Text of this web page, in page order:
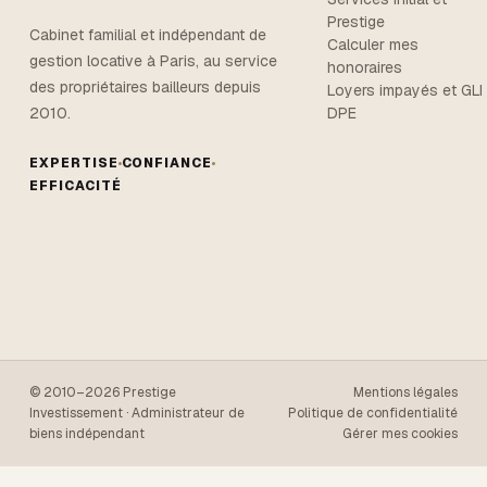
Cabinet familial et indépendant de
gestion locative à Paris, au service
des propriétaires bailleurs depuis
2010.
EXPERTISE CONFIANCE
EFFICACITÉ
Prestige
Calculer mes
honoraires
Loyers impayés et GLI
DPE
© 2010–2026 Prestige
Investissement · Administrateur de
biens indépendant
Mentions légales
Politique de confidentialité
Gérer mes cookies